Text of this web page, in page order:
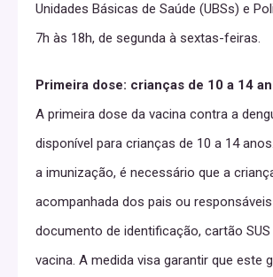
Unidades Básicas de Saúde (UBSs) e
7h às 18h, de segunda à sextas-feiras.
Primeira dose: crianças de 10 a 14
A primeira dose da vacina contra a
disponível para crianças de 10 a 14
a imunização, é necessário que a
acompanhada dos pais ou
documento de identificação, cartão
vacina. A medida visa garantir que este